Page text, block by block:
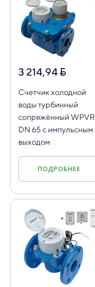
3 214,94
Счетчик холодной
воды турбинный
сопряжённый WPVR
DN 65 с импульсным
выходом
ПОДРОБНЕЕ